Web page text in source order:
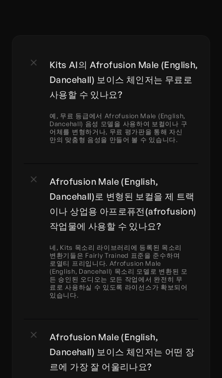
Kits AI의 Afrofusion Male (English,
Dancehall) 보이스 체인저는 무료로
사용할 수 있나요?
예, 무료 등급에서 Afrofusion Male (English,
Dancehall) 음성 모델을 사용하여 보컬이나 구
어체를 변형하거나, 무료 평가판을 통해 자신
만의 맞춤형 음성을 만들어 볼 수 있습니다.
Afrofusion Male (English,
Dancehall)로 변형된 보컬을 제 트랙
이나 상업용 아프로퓨전(afrofusion)
작업물에 사용할 수 있나요?
네, Kits 목소리 라이브러리에 등록된 목소리
변환기들은 Fairly Trained 표준을 준수하며
로열티 프리입니다. Afrofusion Male
(English, Dancehall) 목소리 모델로 변환된 모
든 승인된 오디오는 모든 작업에서 완전히 무
료로 사용하실 수 있도록 라이선스가 확보되어
있습니다.
Afrofusion Male (English,
Dancehall) 보이스 체인저는 어떤 장
르에 가장 잘 어울리나요?